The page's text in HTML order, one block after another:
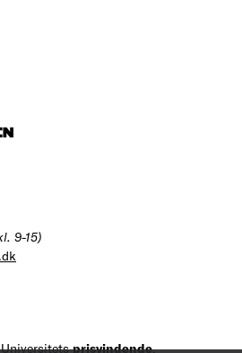
9-15)
Universitetsprisvindende,